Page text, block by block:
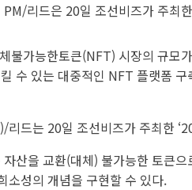
리드은 20일 조선비즈가 주최
불가능한토큰(NFT) 시장의 규
수 있는 대중적인 NFT 플랫폼
드는 20일 조선비즈가 주최한
산을 교환(대체) 불가능한 토큰
소성의 개념을 구현할 수 있다.